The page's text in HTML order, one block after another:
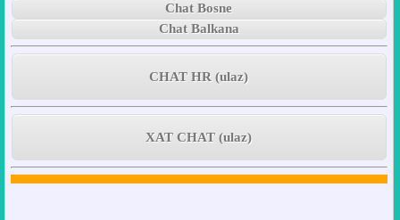
Chat Bosne
Chat Balkana
CHAT HR (ulaz)
XAT CHAT (ulaz)